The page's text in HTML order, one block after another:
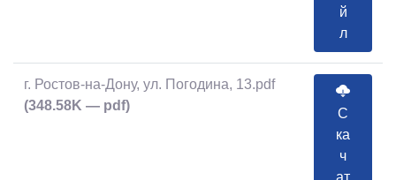
й
л
г. Ростов-на-Дону, ул. Погодина, 13.pdf
(348.58K — pdf)
С
ка
ч